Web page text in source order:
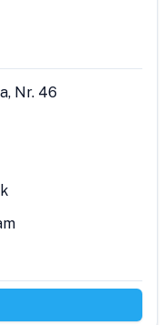
Nr. 46